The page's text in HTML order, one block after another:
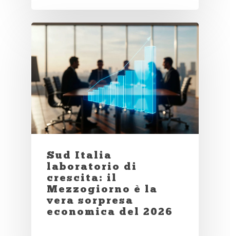
Sud Italia
laboratorio di
crescita: il
Mezzogiorno è la
vera sorpresa
economica del 2026